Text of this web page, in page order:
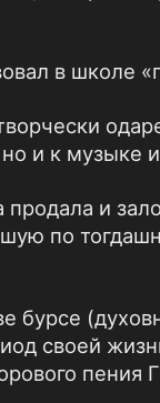
в школе
и к музыке
и
по
бурсе
своей
пения